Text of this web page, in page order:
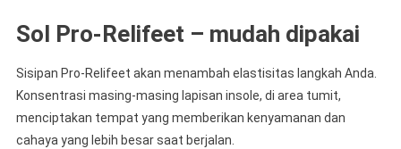
Sol Pro-Relifeet – mudah dipakai
Sisipan Pro-Relifeet akan menambah elastisitas langkah Anda.
Konsentrasi masing-masing lapisan insole, di area tumit,
menciptakan tempat yang memberikan kenyamanan dan
cahaya yang lebih besar saat berjalan.